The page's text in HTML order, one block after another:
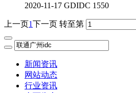
2020-11-17 GDIDC 1550
上一页1下一页 转至第
新闻资讯
网站动态
行业资讯